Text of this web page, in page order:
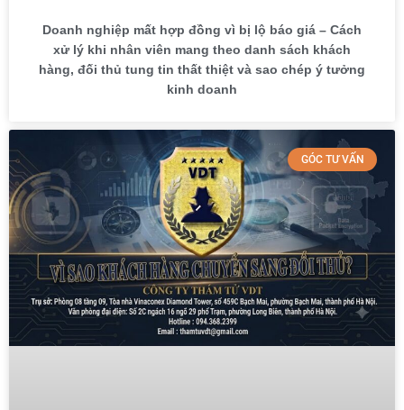
Doanh nghiệp mất hợp đồng vì bị lộ báo giá – Cách
xử lý khi nhân viên mang theo danh sách khách
hàng, đối thủ tung tin thất thiệt và sao chép ý tưởng
kinh doanh
GÓC TƯ VẤN